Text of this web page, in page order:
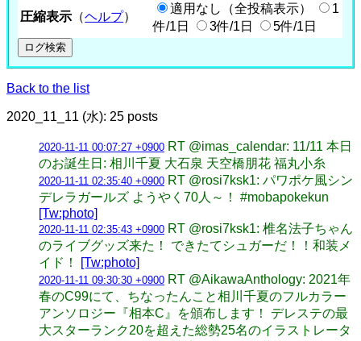
圧縮表示 （ヘルプ）
適用なし（全投稿表示）
1
件/1日
3件/1日 5件/1日
Back to the list
2020_11_11 (水): 25 posts
2020-11-11 00:07:27 +0900 RT @imas_calendar: 11/11 本日
のお誕生日: 相川千夏 大石泉 天空橋朋花 福丸小糸
2020-11-11 02:35:40 +0900 RT @rosi7ksk1: パワポケ風シン
デレラガールズ ようやく70人～！ #mobapokekun
[Tw:photo]
2020-11-11 02:35:43 +0900 RT @rosi7ksk1: 椎名法子ちゃん
のライブグッズ来た！ できたてシュガーだ！！和装メ
イド！
[Tw:photo]
2020-11-11 09:30:30 +0900 RT @AikawaAnthology: 2021年
春のC99にて、ちなったんこと相川千夏のフルカラー
アンソロジー『相本C』を頒布します！ デレステの最
大スターランク20を超えた総勢25名のイラストレータ